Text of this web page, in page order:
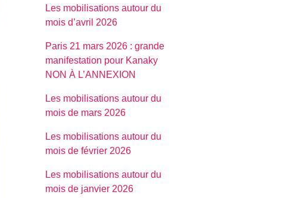
Les mobilisations autour du
mois d’avril 2026
Paris 21 mars 2026 : grande
manifestation pour Kanaky
NON À L’ANNEXION
Les mobilisations autour du
mois de mars 2026
Les mobilisations autour du
mois de février 2026
Les mobilisations autour du
mois de janvier 2026